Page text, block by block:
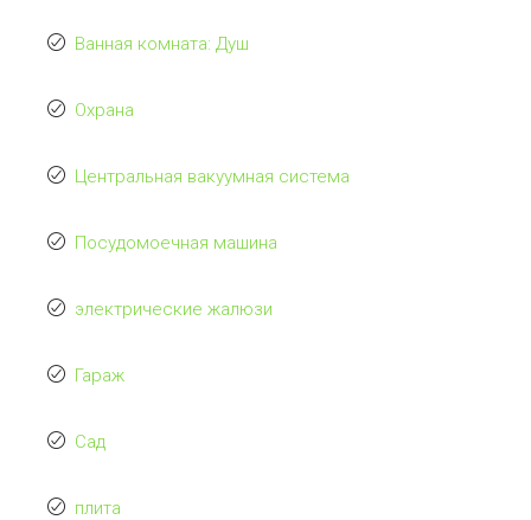
Ванная комната: Душ
Охрана
Центральная вакуумная система
Посудомоечная машина
электрические жалюзи
Гараж
Сад
плита